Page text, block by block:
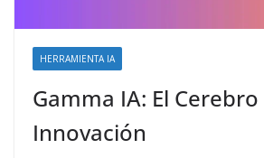
HERRAMIENTA IA
Gamma IA: El
Innovación